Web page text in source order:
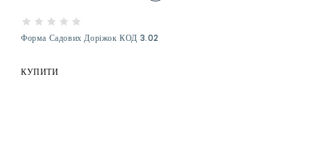
Форма Садових Доріжок КОД 3.02
КУПИТИ